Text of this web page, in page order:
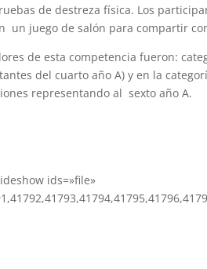
de destreza física. Los
un juego de salón para compartir
de esta competencia fueron:
del cuarto año A) y en la
representando al sexto año A.
ids=»file»